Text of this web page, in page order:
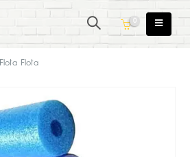
0
Flota Flota